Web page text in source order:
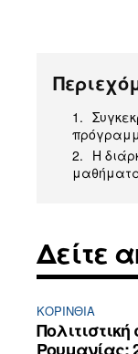
Η
Δείτε
ΚΟΡΙΝΘΊΑ